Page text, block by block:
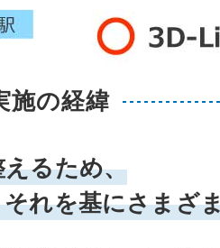
施の経緯
るため、
れを基にさまざ